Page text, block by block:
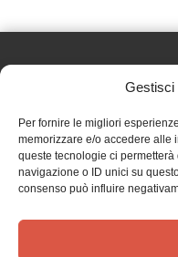
Gestisci
Per fornire le migliori
memorizzare e/o accedere alle
queste tecnologie ci
navigazione o ID unici su
consenso può influire
Effatà Editrice di
C.F. e P.IVA
Via Tre Denti, 1 - 10060
Telefono: (+39) 0121